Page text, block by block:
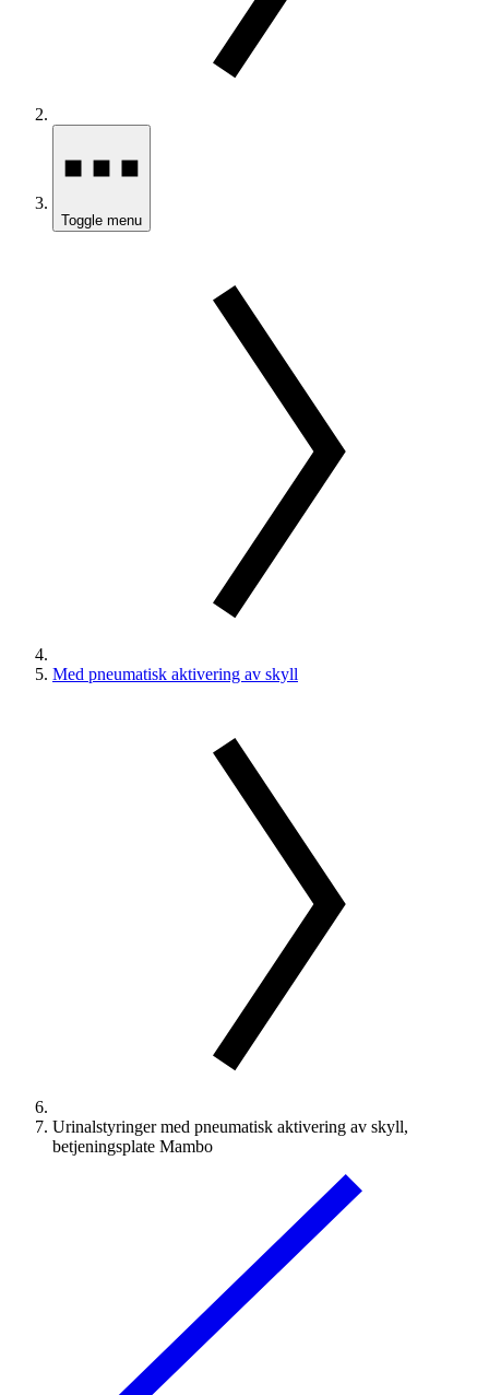
Toggle menu
Med pneumatisk aktivering av skyll
Urinalstyringer med pneumatisk aktivering av skyll,
betjeningsplate Mambo